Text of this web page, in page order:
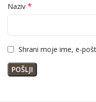
Naziv *
Shrani moje ime, e-